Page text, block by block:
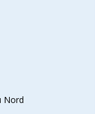
Nord